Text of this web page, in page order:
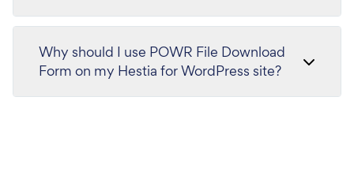
Why should I use POWR File Download
Form on my Hestia for WordPress site?